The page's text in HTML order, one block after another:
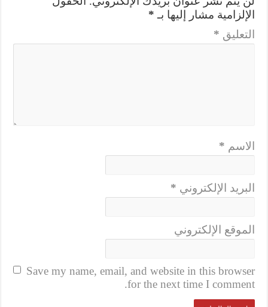
الإلزامية مشار إليها بـ *
التعليق *
الاسم *
البريد الإلكتروني *
الموقع الإلكتروني
Save my name, email, and website in this browser
for the next time I comment.